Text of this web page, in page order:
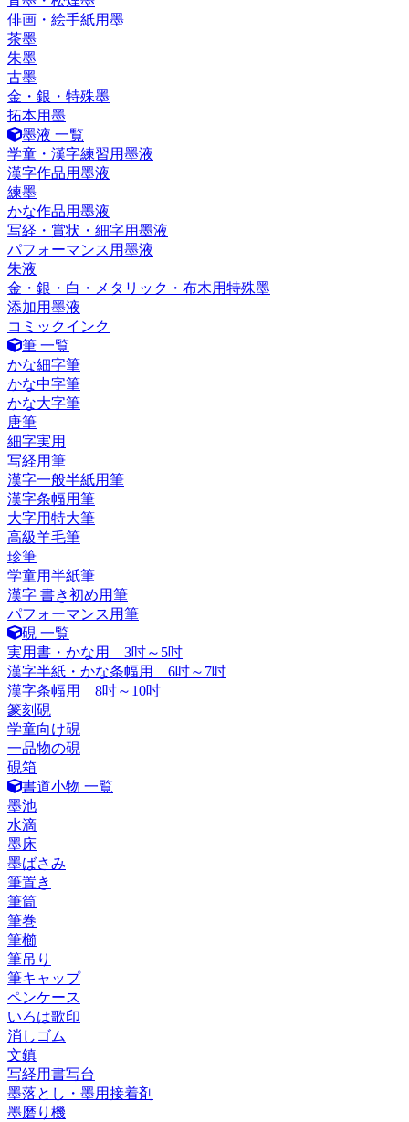
俳画・絵手紙用墨
茶墨
朱墨
古墨
金・銀・特殊墨
拓本用墨
墨液 一覧
学童・漢字練習用墨液
漢字作品用墨液
練墨
かな作品用墨液
写経・賞状・細字用墨液
パフォーマンス用墨液
朱液
金・銀・白・メタリック・布木用特殊墨
添加用墨液
コミックインク
筆 一覧
かな細字筆
かな中字筆
かな大字筆
唐筆
細字実用
写経用筆
漢字一般半紙用筆
漢字条幅用筆
大字用特大筆
高級羊毛筆
珍筆
学童用半紙筆
漢字 書き初め用筆
パフォーマンス用筆
硯 一覧
実用書・かな用 3吋～5吋
漢字半紙・かな条幅用 6吋～7吋
漢字条幅用 8吋～10吋
篆刻硯
学童向け硯
一品物の硯
硯箱
書道小物 一覧
墨池
水滴
墨床
墨ばさみ
筆置き
筆筒
筆巻
筆櫛
筆吊り
筆キャップ
ペンケース
いろは歌印
消しゴム
文鎮
写経用書写台
墨落とし・墨用接着剤
墨磨り機